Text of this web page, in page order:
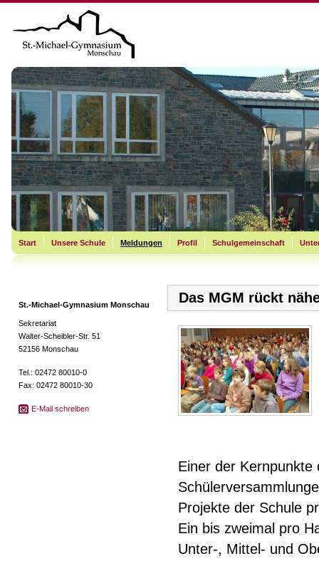
Das MGM rückt
Einer der Kernpunkte
Projekte der Schule
Ein bis zweimal pro
Unter-, Mittel- und
St.-Michael-Gymnasium Monschau
Sekretariat
Walter-Scheibler-Str. 51
52156 Monschau
Tel.: 02472 80010-0
Fax: 02472 80010-30
E-Mail schreiben
Start Unsere Schule Meldungen Profil Schulgemeinschaft